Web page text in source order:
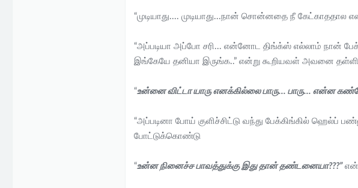
“முடியாது.... முடியாது...நான் சொன்னதை நீ
“அப்படியா அப்போ சரி... என்னோட திங்க்ஸ் எல்லாம் நான்
இங்கேயே தனியா இருங்க..” என்று கூறியவள் அவனை
“உன்னை விட்டா யாரு எனக்கில்லை பாரு... பாரு... என்ன
“அப்படினா போய் குளிச்சிட்டு வந்து பேக்கிங்கில்
போட்டுக்கொண்டு
“உன்ன நினைச்ச பாவத்துக்கு இது தான் தண்டனையா???”